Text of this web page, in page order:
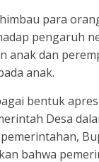
para
pengaruh
anak dan
anak.
bentuk
Desa
bahwa